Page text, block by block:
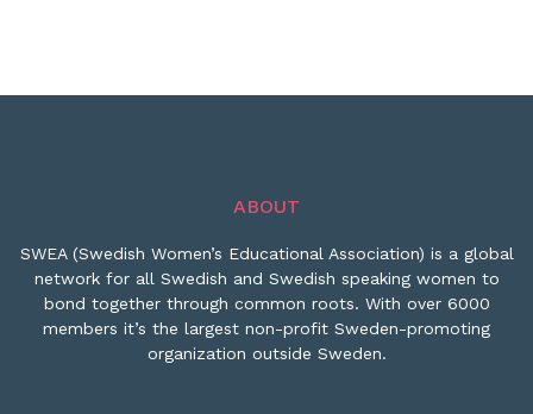
ABOUT
SWEA (Swedish Women’s Educational Association) is a global
network for all Swedish and Swedish speaking women to
bond together through common roots. With over 6000
members it’s the largest non-profit Sweden-promoting
organization outside Sweden.